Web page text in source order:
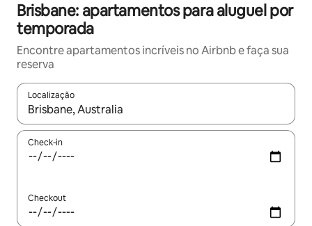
Brisbane: apartamentos para aluguel por
temporada
Encontre apartamentos incríveis no Airbnb e faça sua
reserva
Localização
Quando os resultados estiverem disponíveis, explore-os
Check-in
Checkout